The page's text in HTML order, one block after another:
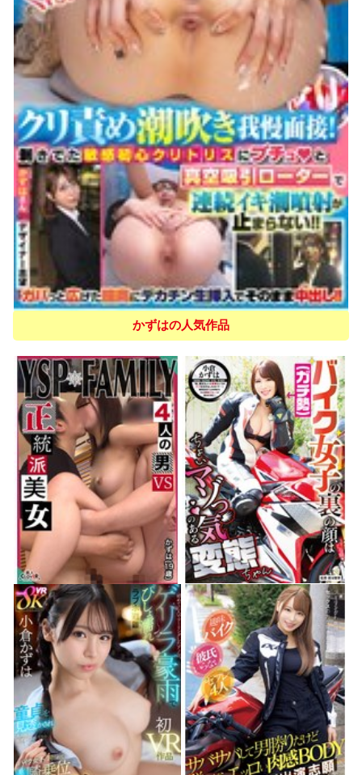
かずはの人気作品